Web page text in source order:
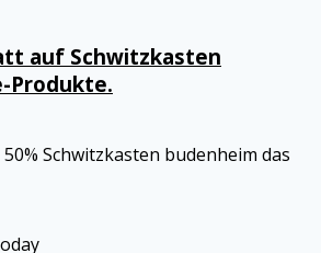
auf Schwitzkasten
Produkte.
Schwitzkasten budenheim das